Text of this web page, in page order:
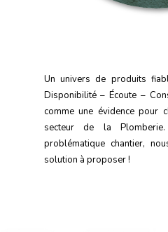
Un univers de produits
Disponibilité – Écoute –
comme une évidence pour
secteur de la
problématique chantier,
solution à proposer !